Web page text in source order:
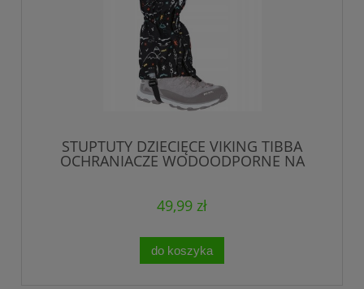
STUPTUTY DZIECIĘCE VIKING TIBBA
OCHRANIACZE WODOODPORNE NA
49,99 zł
do koszyka